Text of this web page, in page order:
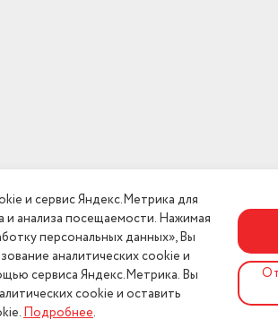
и сервис Яндекс.Метрика для
и анализа посещаемости. Нажимая
персональных данных», Вы
аналитических cookie и
сервиса Яндекс.Метрика. Вы
cookie и оставить
Подробнее.